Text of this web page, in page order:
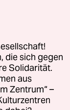
für Genehmigungen
Richtlinien
AGB
die sich gegen
Solidarität.
aus
Zentrum“ –